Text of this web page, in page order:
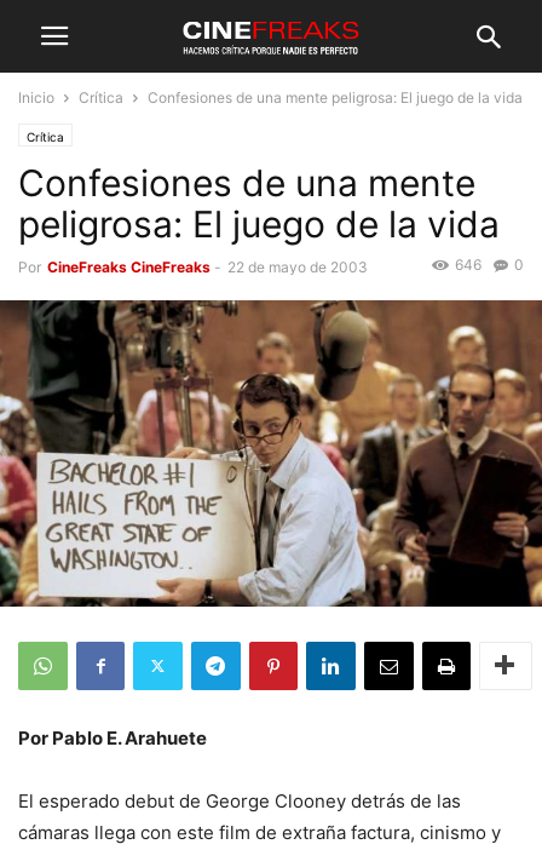
Inicio Crítica Confesiones de una mente peligrosa: El juego de la vida
Crítica
Confesiones de una mente
peligrosa: El juego de la vida
Por CineFreaks CineFreaks - 22 de mayo de 2003 0
646
Por Pablo E. Arahuete
El esperado debut de George Clooney detrás de las
cámaras llega con este film de extraña factura, cinismo y